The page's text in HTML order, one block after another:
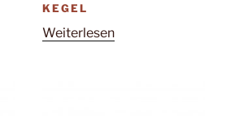
KEGEL
Weiterlesen